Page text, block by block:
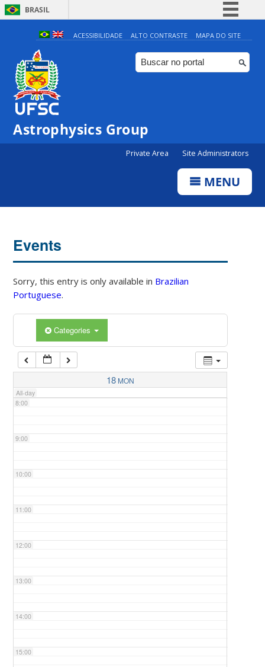
BRASIL
Simplifique!
Comunica BR
Participe
ACESSIBILIDADE ALTO CONTRASTE MAPA DO SITE
Astrophysics Group
Private Area Site Administrators
MENU
Events
Sorry, this entry is only available in Brazilian
Portuguese.
Categories
18 MON
All-day
4:00
5:00
7:00
8:00
9:00
10:00
11:00
12:00
13:00
14:00
15:00